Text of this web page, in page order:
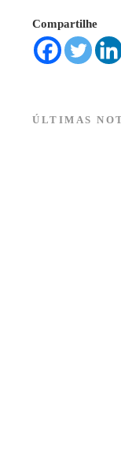
Compartilhe
ÚLTIMAS